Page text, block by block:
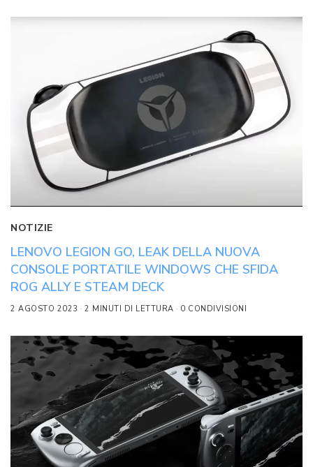
NOTIZIE
LENOVO LEGION GO, LEAK DELLA NUOVA
CONSOLE PORTATILE WINDOWS CHE SFIDA
ROG ALLY E STEAM DECK
2 AGOSTO 2023 2 MINUTI DI LETTURA 0 CONDIVISIONI